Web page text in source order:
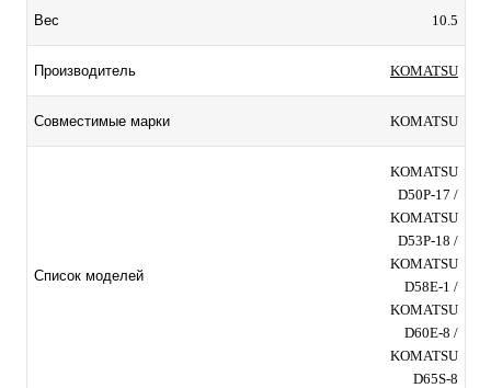
Вес 10.5
Производитель KOMATSU
Совместимые марки KOMATSU
Список моделей
KOMATSU
D50P-17 /
KOMATSU
D53P-18 /
KOMATSU
D58E-1 /
KOMATSU
D60E-8 /
KOMATSU
D65S-8